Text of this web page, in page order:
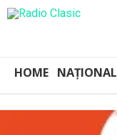
HOME NAȚIONAL